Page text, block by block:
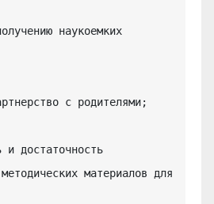
наукоемких
с родителями;
и достаточность
материалов для